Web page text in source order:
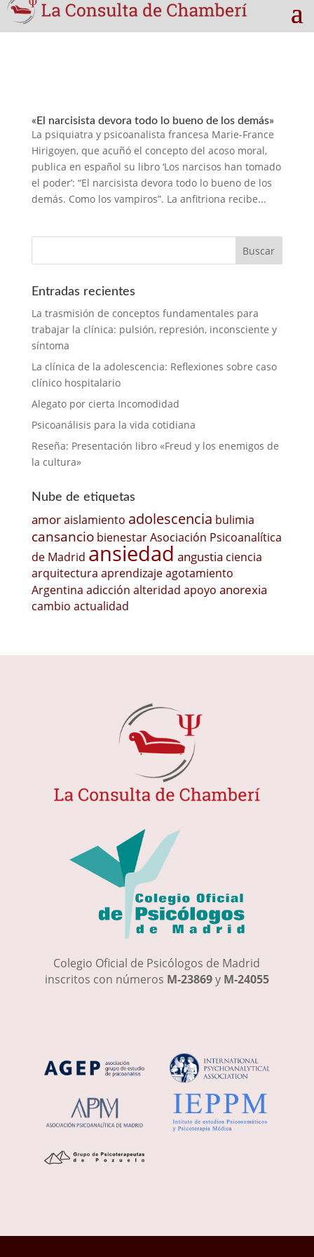
«El narcisista devora todo lo bueno de los demás»
La psiquiatra y psicoanalista francesa Marie-France
Hirigoyen, que acuñó el concepto del acoso moral,
publica en español su libro ‘Los narcisos han tomado
el poder’: “El narcisista devora todo lo bueno de los
demás. Como los vampiros”. La anfitriona recibe...
Entradas recientes
La trasmisión de conceptos fundamentales para
trabajar la clínica: pulsión, represión, inconsciente y
síntoma
La clínica de la adolescencia: Reflexiones sobre caso
clínico hospitalario
Alegato por cierta Incomodidad
Psicoanálisis para la vida cotidiana
Reseña: Presentación libro «Freud y los enemigos de
la cultura»
Nube de etiquetas
amoraislamiento adolescencia bulimia
cansancio bienestarAsociación Psicoanalítica
de Madrid ansiedad angustia ciencia
arquitectura aprendizajeagotamiento
Argentina adicción alteridad apoyo anorexia
cambio actualidad
Colegio Oficial de Psicólogos de Madrid
inscritos con números M-23869yM-24055